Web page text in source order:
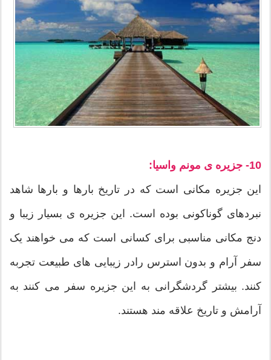
10- جزیره ی مونم واسیا:
این جزیره مکانی است که در تاریخ بارها و بارها شاهد
نبردهای گوناکونی بوده است. این جزیره ی بسیار زیبا و
دنج مکانی مناسبی برای کسانی است که می خواهند یک
سفر آرام و بدون استرس رادر زیبایی های طبیعت تجربه
کنند. بیشتر گردشگرانی به این جزیره سفر می کنند به
آرامش و تاریخ علاقه مند هستند.